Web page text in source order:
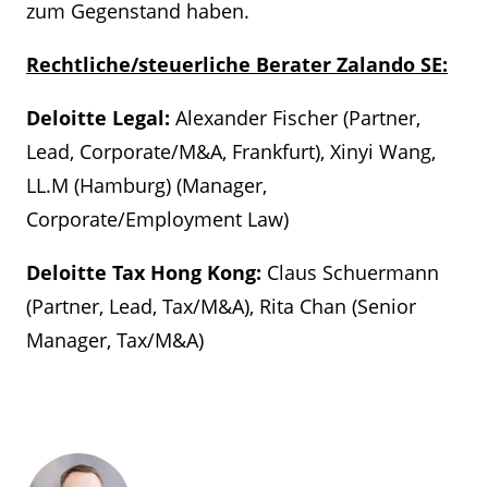
zum Gegenstand haben.
Rechtliche/steuerliche Berater Zalando SE:
Deloitte Legal: Alexander Fischer (Partner,
Lead, Corporate/M&A, Frankfurt), Xinyi Wang,
LL.M (Hamburg) (Manager,
Corporate/Employment Law)
Deloitte Tax Hong Kong: Claus Schuermann
(Partner, Lead, Tax/M&A), Rita Chan (Senior
Manager, Tax/M&A)